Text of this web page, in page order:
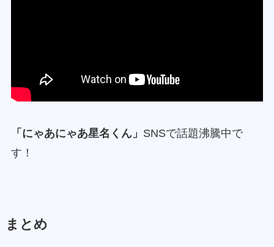
「にゃあにゃあ星名くん」 SNSで話題沸騰中で
す！
まとめ